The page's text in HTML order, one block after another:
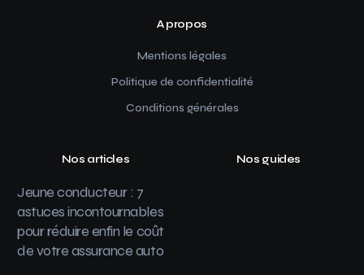
A propos
Mentions légales
Politique de confidentialité
Conditions générales
Nos articles
Jeune conducteur : 7
astuces incontournables
pour réduire enfin le coût
de votre assurance auto
Nos guides